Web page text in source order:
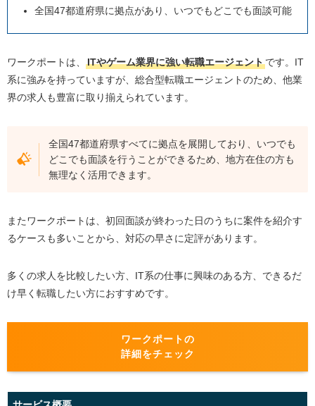
全国47都道府県に拠点があり、いつでもどこでも面談可能
ワークポートは、 ITやゲーム業界に強い転職エージェントです。IT
系に強みを持っていますが、総合型転職エージェントのため、他業
界の求人も豊富に取り揃えられています。
全国47都道府県すべてに拠点を展開しており、いつでも
どこでも面談を行うことができるため、地方在住の方も
無理なく活用できます。
またワークポートは、初回面談が終わった日のうちに案件を紹介す
るケースも多いことから、対応の早さに定評があります。
多くの求人を比較したい方、IT系の仕事に興味のある方、できるだ
け早く転職したい方におすすめです。
ワークポートの
詳細をチェック